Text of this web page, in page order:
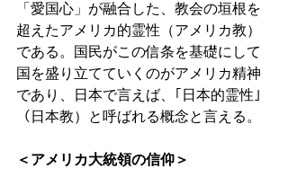
「愛国心」が融合した、教会の垣根を
超えたアメリカ的霊性（アメリカ教）
である。国民がこの信条を基礎にして
国を盛り立てていくのがアメリカ精神
であり、日本で言えば、｢日本的霊性｣
（日本教）と呼ばれる概念と言える。
＜アメリカ大統領の信仰＞